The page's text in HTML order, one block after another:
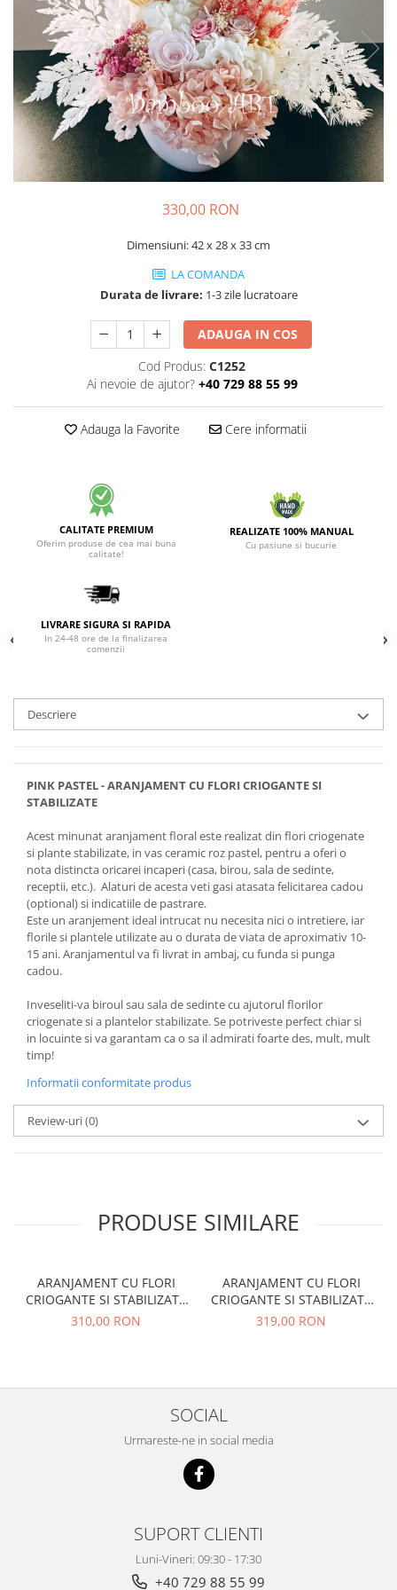
330,00 RON
Dimensiuni: 42 x 28 x 33 cm
LA COMANDA
Durata de livrare: 1-3 zile lucratoare
ADAUGA IN COS
Cod Produs: C1252
Ai nevoie de ajutor? +40 729 88 55 99
Adauga la Favorite Cere informatii
CALITATE PREMIUM
Oferim produse de cea mai buna
calitate!
REALIZATE 100% MANUAL
Cu pasiune si bucurie
LIVRARE SIGURA SI RAPIDA
In 24-48 ore de la finalizarea
comenzii
Descriere
PINK PASTEL - ARANJAMENT CU FLORI CRIOGANTE SI
STABILIZATE
Acest minunat aranjament floral este realizat din flori criogenate
si plante stabilizate, in vas ceramic roz pastel, pentru a oferi o
nota distincta oricarei incaperi (casa, birou, sala de sedinte,
receptii, etc.). Alaturi de acesta veti gasi atasata felicitarea cadou
(optional) si indicatiile de pastrare.
Este un aranjement ideal intrucat nu necesita nici o intretiere, iar
florile si plantele utilizate au o durata de viata de aproximativ 10-
15 ani. Aranjamentul va fi livrat in ambaj, cu funda si punga
cadou.
Inveseliti-va biroul sau sala de sedinte cu ajutorul florilor
criogenate si a plantelor stabilizate. Se potriveste perfect chiar si
in locuinte si va garantam ca o sa il admirati foarte des, mult, mult
timp!
Informatii conformitate produs
Review-uri(0)
PRODUSE SIMILARE
ARANJAMENT CU FLORI
CRIOGANTE SI STABILIZATE
- GREEN PASTEL
310,00 RON
ARANJAMENT CU FLORI
CRIOGANTE SI STABILIZATE
- WHITE&PINK
319,00 RON
SOCIAL
Urmareste-ne in social media
SUPORT CLIENTI
Luni-Vineri: 09:30 - 17:30
+40 729 88 55 99